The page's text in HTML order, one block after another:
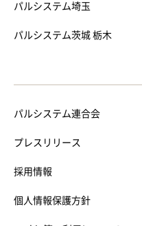
パルシステム埼玉
パルシステム茨城 栃木
パルシステム連合会
プレスリリース
採用情報
個人情報保護方針